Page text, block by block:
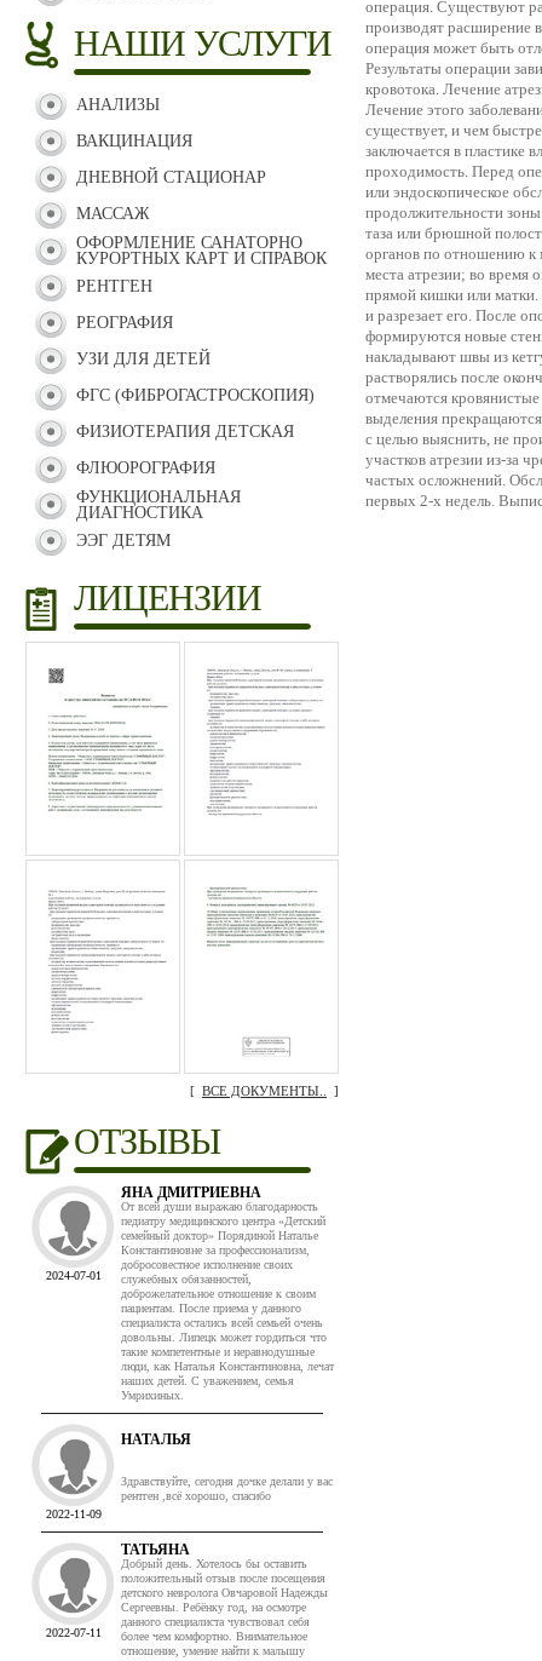
НАШИ УСЛУГИ
АНАЛИЗЫ
ВАКЦИНАЦИЯ
ДНЕВНОЙ СТАЦИОНАР
МАССАЖ
ОФОРМЛЕНИЕ САНАТОРНО
КУРОРТНЫХ КАРТ И СПРАВОК
РЕНТГЕН
РЕОГРАФИЯ
УЗИ ДЛЯ ДЕТЕЙ
ФГС (ФИБРОГАСТРОСКОПИЯ)
ФИЗИОТЕРАПИЯ ДЕТСКАЯ
ФЛЮОРОГРАФИЯ
ФУНКЦИОНАЛЬНАЯ
ДИАГНОСТИКА
ЭЭГ ДЕТЯМ
ЛИЦЕНЗИИ
[ ВСЕ ДОКУМЕНТЫ.. ]
ОТЗЫВЫ
2024-07-01
ЯНА ДМИТРИЕВНА
От всей души выражаю благодарность
педиатру медицинского центра «Детский
семейный доктор» Порядиной Наталье
Константиновне за профессионализм,
добросовестное исполнение своих
служебных обязанностей,
доброжелательное отношение к своим
пациентам. После приема у данного
специалиста остались всей семьей очень
довольны. Липецк может гордиться что
такие компетентные и неравнодушные
люди, как Наталья Константиновна, лечат
наших детей. С уважением, семья
Умрихиных.
2022-11-09
НАТАЛЬЯ
Здравствуйте, сегодня дочке делали у вас
рентген ,всё хорошо, спасибо
2022-07-11
ТАТЬЯНА
Добрый день. Хотелось бы оставить
положительный отзыв после посещения
детского невролога Овчаровой Надежды
Сергеевны. Ребёнку год, на осмотре
данного специалиста чувствовал себя
более чем комфортно. Внимательное
отношение, умение найти к малышу
операция. Существуют
производят расширение
операция может быть
Результаты операции
кровотока. Лечение
Лечение этого
существует, и чем
заключается в пластике
проходимость. Перед
или эндоскопическое
продолжительности
таза или брюшной
органов по отношению к
места атрезии; во время
прямой кишки или
и разрезает его. После
формируются новые
накладывают швы из
растворялись после
отмечаются
выделения
с целью выяснить, не
участков атрезии из-за
частых осложнений.
первых 2-х недель.